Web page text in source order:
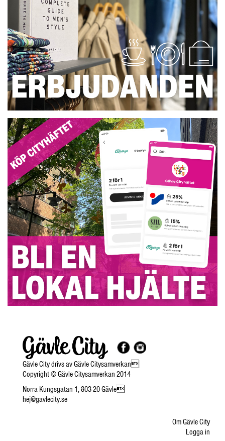
Gävle City drivs av Gävle Citysamverkan
Copyright © Gävle Citysamverkan 2014
Norra Kungsgatan 1, 803 20 Gävle
hej@gavlecity.se
Om Gävle City
Logga in